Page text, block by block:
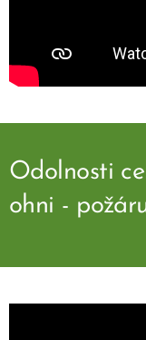
Odolnosti
ohni -